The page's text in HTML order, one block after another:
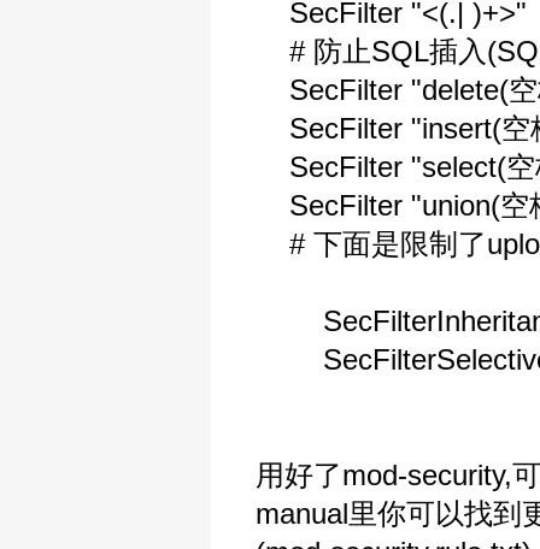
SecFilter "<(.| )+>"
# 防止SQL插入
SecFilter "delete(
SecFilter "insert(空
SecFilter "select(空
SecFilter "union(空
# 下面是限制了
SecFilterSelective
用好了mod-security,
manual里你可以找到